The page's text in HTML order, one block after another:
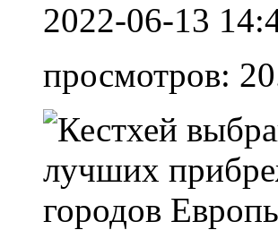
2022-06-13
просмотров: